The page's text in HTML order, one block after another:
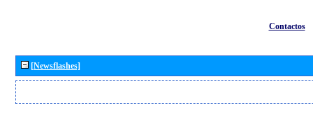
Contactos
[Newsflashes]